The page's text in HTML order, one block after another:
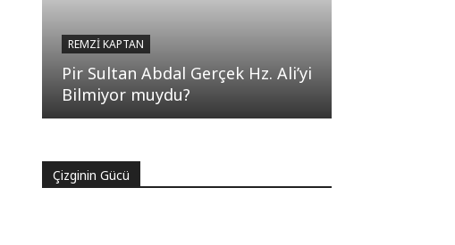
REMZI KAPTAN
Pir Sultan Abdal Gerçek Hz. Ali’yi
Bilmiyor muydu?
Çizginin Gücü